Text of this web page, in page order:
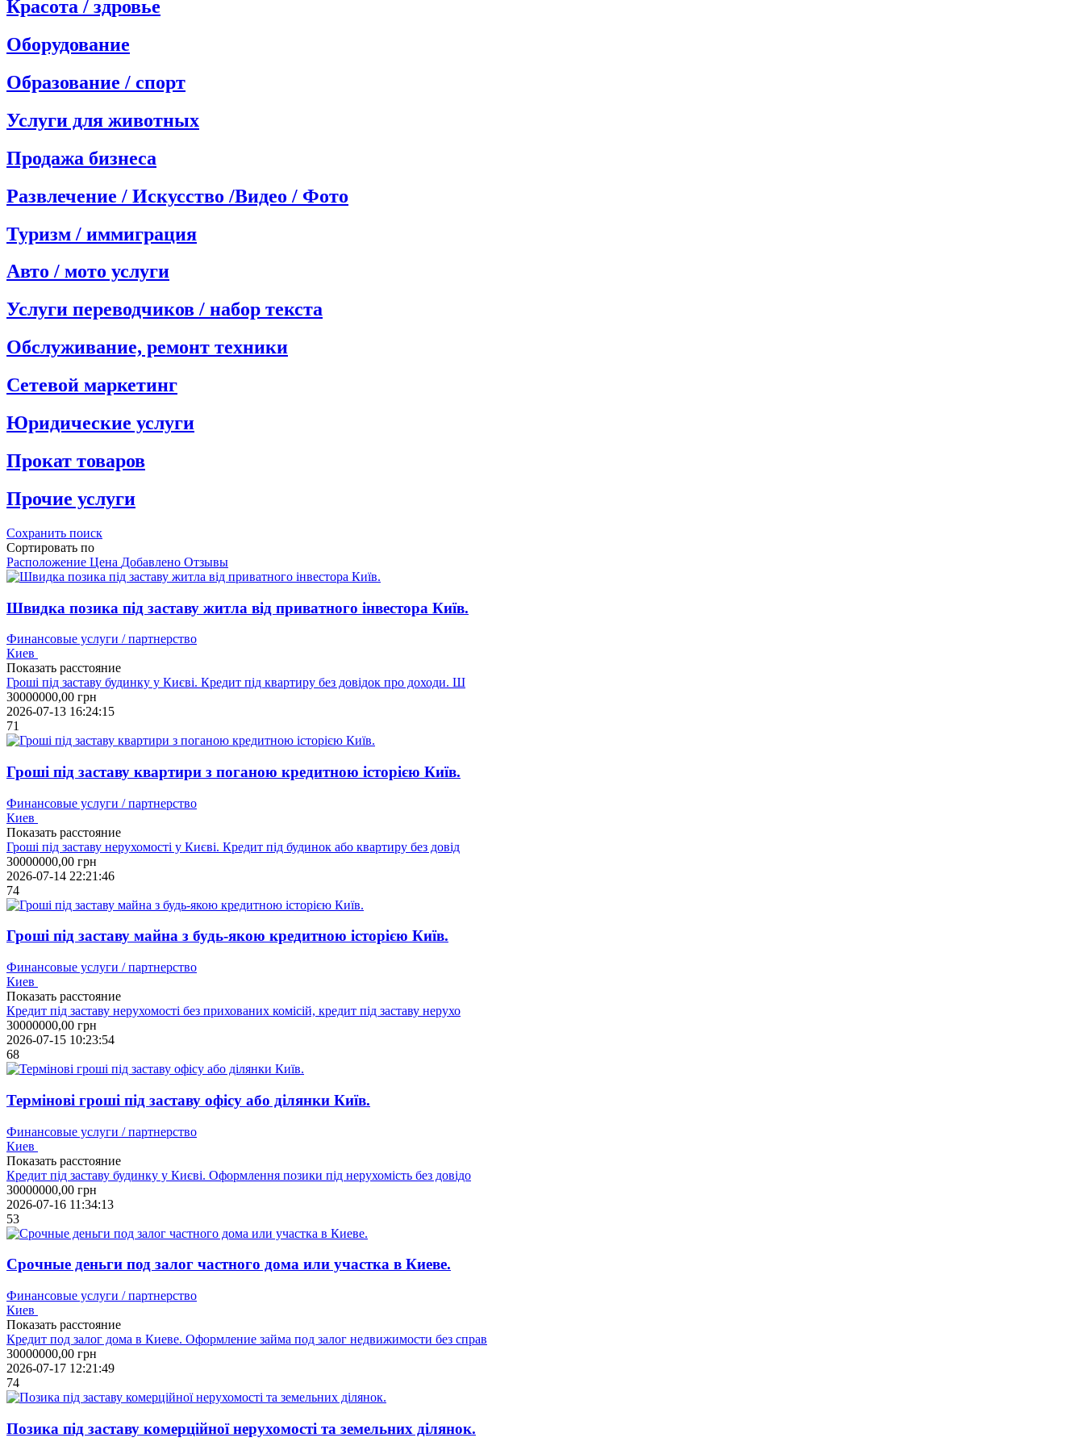
Красота / здровье
Оборудование
Образование / спорт
Услуги для животных
Продажа бизнеса
Развлечение / Искусство /Видео / Фото
Туризм / иммиграция
Авто / мото услуги
Услуги переводчиков / набор текста
Обслуживание, ремонт техники
Сетевой маркетинг
Юридические услуги
Прокат товаров
Прочие услуги
Сохранить поиск
Сортировать по
Расположение Цена Добавлено Отзывы
Швидка позика під заставу житла від приватного інвестора Київ.
Финансовые услуги / партнерство
Киев
Показать расстояние
Гроші під заставу будинку у Києві. Кредит під квартиру без довідок про доходи. Ш
30000000,00 грн
2026-07-13 16:24:15
71
Гроші під заставу квартири з поганою кредитною історією Київ.
Финансовые услуги / партнерство
Киев
Показать расстояние
Гроші під заставу нерухомості у Києві. Кредит під будинок або квартиру без довід
30000000,00 грн
2026-07-14 22:21:46
74
Гроші під заставу майна з будь-якою кредитною історією Київ.
Финансовые услуги / партнерство
Киев
Показать расстояние
Кредит під заставу нерухомості без прихованих комісій, кредит під заставу нерухо
30000000,00 грн
2026-07-15 10:23:54
68
Термінові гроші під заставу офісу або ділянки Київ.
Финансовые услуги / партнерство
Киев
Показать расстояние
Кредит під заставу будинку у Києві. Оформлення позики під нерухомість без довідо
30000000,00 грн
2026-07-16 11:34:13
53
Срочные деньги под залог частного дома или участка в Киеве.
Финансовые услуги / партнерство
Киев
Показать расстояние
Кредит под залог дома в Киеве. Оформление займа под залог недвижимости без справ
30000000,00 грн
2026-07-17 12:21:49
74
Позика під заставу комерційної нерухомості та земельних ділянок.